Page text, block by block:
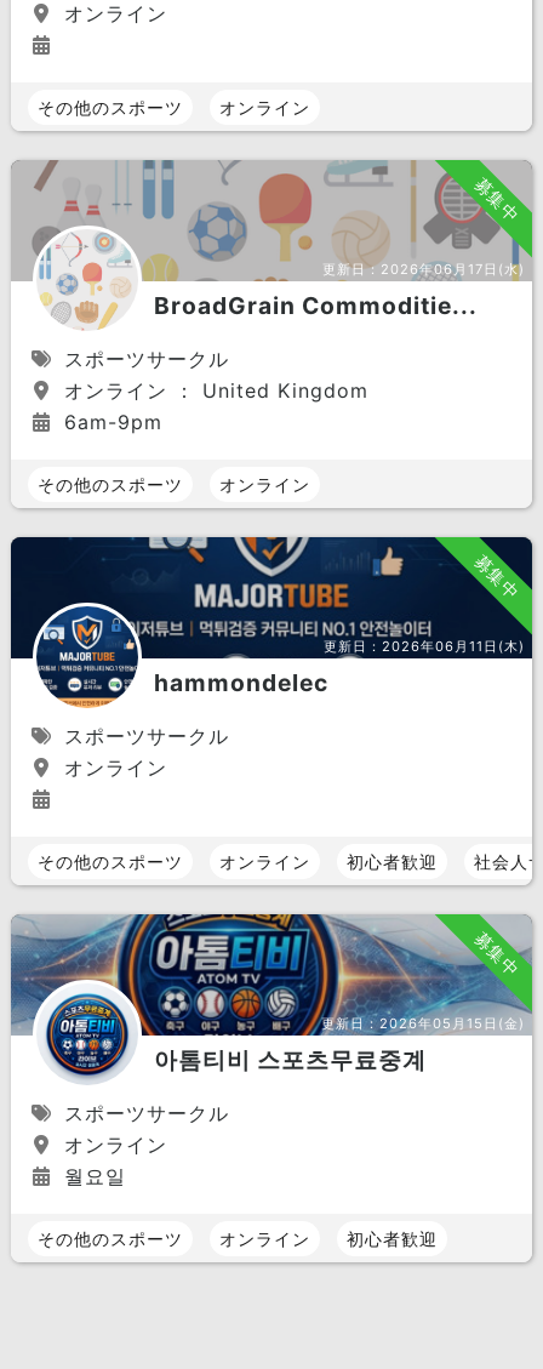
オンライン
その他のスポーツ オンライン
募集中
更新日： 2026年06月17日(水)
BroadGrain Commoditie...
スポーツサークル
オンライン ： United Kingdom
6am-9pm
その他のスポーツ オンライン
募集中
更新日：2026年06月11日(木)
hammondelec
スポーツサークル
オンライン
その他のスポーツ オンライン 初心者歓迎 社会人
募集中
更新日：2026年05月15日(金)
아톰티비 스포츠무료중계
スポーツサークル
オンライン
월요일
その他のスポーツ オンライン 初心者歓迎